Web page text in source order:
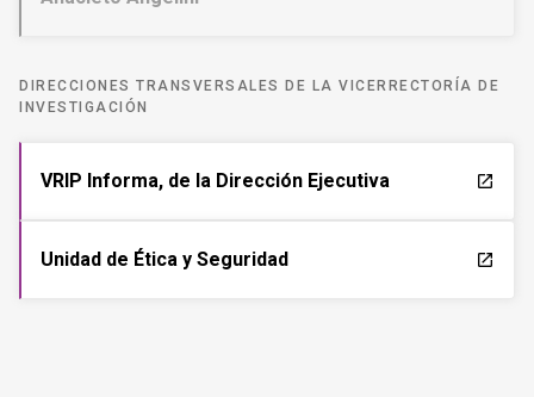
DIRECCIONES TRANSVERSALES DE LA VICERRECTORÍA DE
INVESTIGACIÓN
VRIP Informa, de la Dirección Ejecutiva launch
Unidad de Ética y Seguridad launch